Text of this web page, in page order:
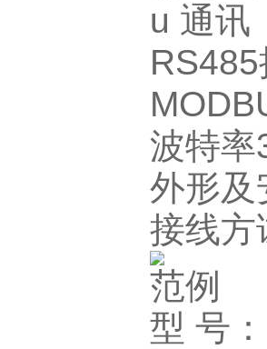
u 通讯
RS485
波特率
外形及
接线方
范例
型 号：